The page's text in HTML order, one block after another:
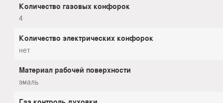
Количество газовых конфорок
4
Количество электрических конфорок
нет
Материал рабочей поверхности
эмаль